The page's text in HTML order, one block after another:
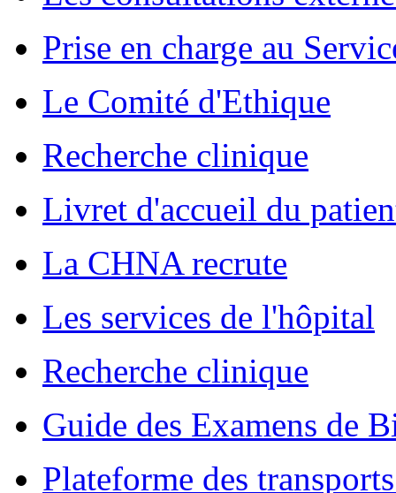
Prise en charge au
Le Comité d'Ethique
Recherche clinique
Livret d'accueil du
La CHNA recrute
Les services de l'hôpital
Recherche clinique
Guide des Examens de
Plateforme des